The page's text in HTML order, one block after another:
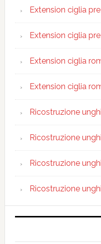
Extension ciglia
Extension ciglia
Extension ciglia
Extension ciglia
Ricostruzione
Ricostruzione
Ricostruzione
Ricostruzione